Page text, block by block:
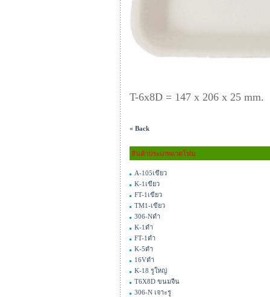
T-6x8D = 147 x 206 x 25 mm.
« Back
สินค้าประเภทถาดโฟม
A-105เขียว
K-1เขียว
FT-1เขียว
TM1-เขียว
306-Nดำ
K-1ดำ
FT-1ดำ
K-5ดำ
16Vดำ
K-18 รูใหญ่
T6X8D ขนมจีน
306-N เจาะรู